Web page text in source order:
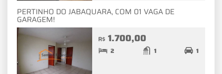
PERTINHO DO JABAQUARA, COM 01 VAGA DE
GARAGEM!
R$ 1.700,00
2 1 1